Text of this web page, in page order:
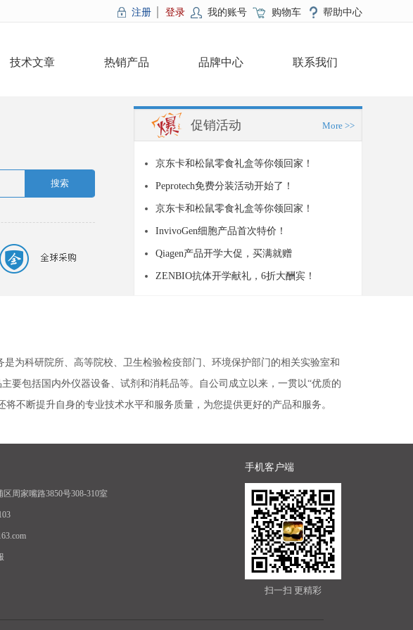
注册 登录 我的账号 购物车 帮助中心
技术文章 热销产品 品牌中心 联系我们
促销活动 More >>
京东卡和松鼠零食礼盒等你领回家！
Peprotech免费分装活动开始了！
京东卡和松鼠零食礼盒等你领回家！
InvivoGen细胞产品首次特价！
Qiagen产品开学大促，买满就赠
ZENBIO抗体开学献礼，6折大酬宾！
科研院所、高等院校、卫生检验检疫部门、环境保护部门的相关实验室和
要包括国内外仪器设备、试剂和消耗品等。自公司成立以来，一贯以“优质的
不断提升自身的专业技术水平和服务质量，为您提供更好的产品和服务。
周家嘴路3850号308-310室
手机客户端
扫一扫 更精彩